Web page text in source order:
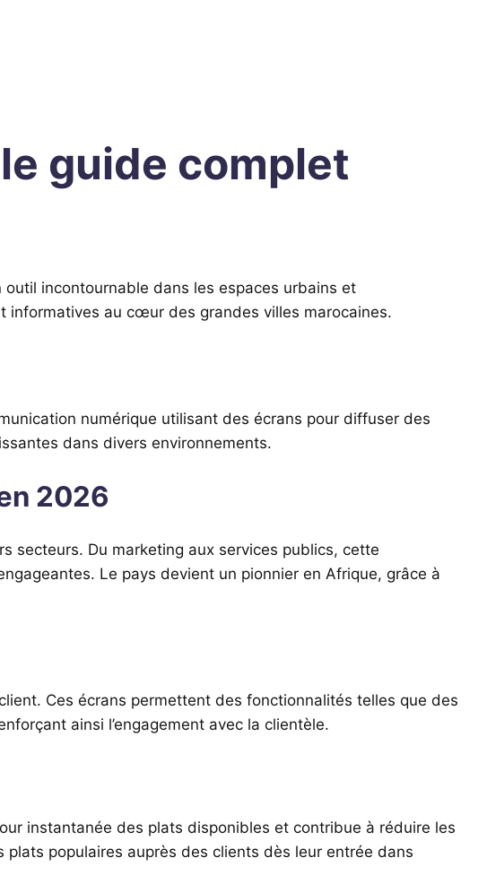
guide complet
outil incontournable dans les espaces urbains et
informatives au cœur des grandes villes marocaines.
numérique utilisant des écrans pour diffuser des
dans divers environnements.
2026
secteurs. Du marketing aux services publics, cette
Le pays devient un pionnier en Afrique, grâce à
Ces écrans permettent des fonctionnalités telles que des
ainsi l’engagement avec la clientèle.
instantanée des plats disponibles et contribue à réduire les
populaires auprès des clients dès leur entrée dans